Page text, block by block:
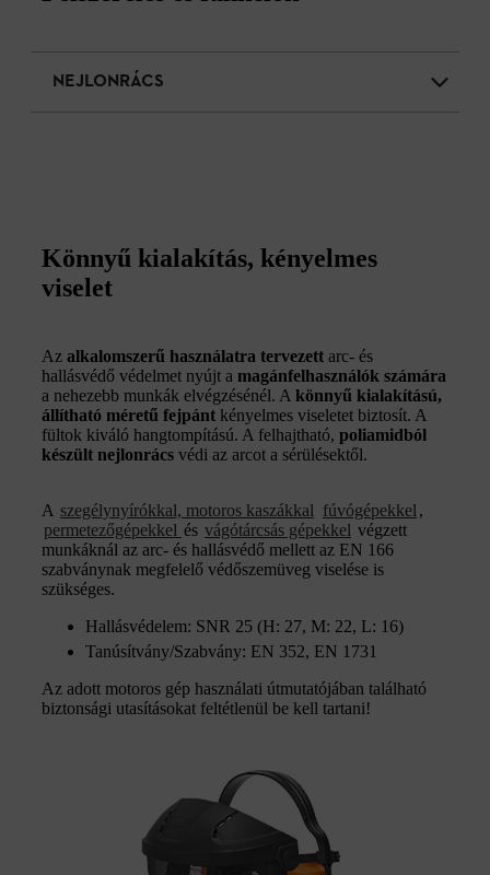
NEJLONRÁCS
Könnyű kialakítás, kényelmes
viselet
Az alkalomszerű használatra tervezett arc- és
hallásvédő védelmet nyújt a magánfelhasználók számára
a nehezebb munkák elvégzésénél. A könnyű kialakítású,
állítható méretű fejpánt kényelmes viseletet biztosít. A
fültok kiváló hangtompítású. A felhajtható, poliamidból
készült nejlonrács védi az arcot a sérülésektől.
A szegélynyírókkal, motoros kaszákkal fúvógépekkel ,
permetezőgépekkel és vágótárcsás gépekkel végzett
munkáknál az arc- és hallásvédő mellett az EN 166
szabványnak megfelelő védőszemüveg viselése is
szükséges.
Hallásvédelem: SNR 25 (H: 27, M: 22, L: 16)
Tanúsítvány/Szabvány: EN 352, EN 1731
Az adott motoros gép használati útmutatójában található
biztonsági utasításokat feltétlenül be kell tartani!